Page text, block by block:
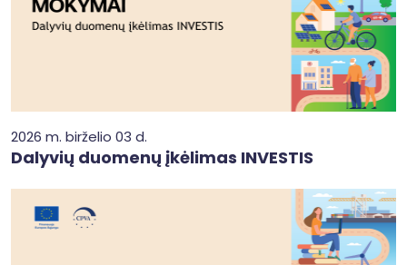
2026 m. birželio 03 d.
Dalyvių duomenų įkėlimas INVESTIS